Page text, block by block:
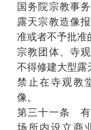
国务院宗教事
露天宗教造像
准或者不予批准
宗教团体、寺
不得修建大型露
禁止在寺观教
像。
第三十一条 有
场所内设立商